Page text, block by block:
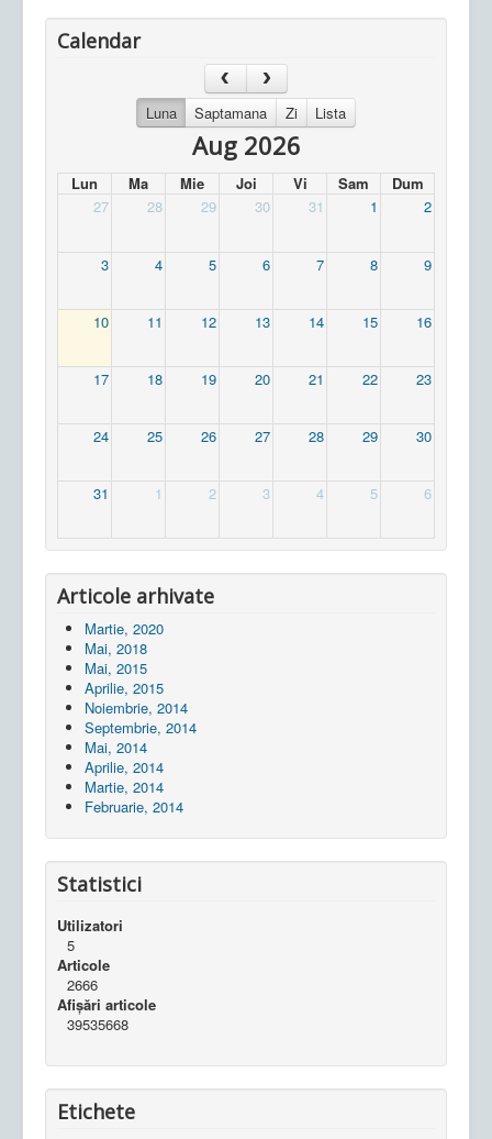
Calendar
Luna Saptamana Zi Lista
Aug 2026
Lun Ma Mie Joi Vi Sam
Dum
27
28 29 30 31 1 2
3 4 5 6 7 8 9
10 11 12 13 14 15 16
17 18 19 20 21 22 23
24 25 26 27 28 29 30
31 1 2 3 4 5 6
Articole arhivate
Martie, 2020
Mai, 2018
Mai, 2015
Aprilie, 2015
Noiembrie, 2014
Septembrie, 2014
Mai, 2014
Aprilie, 2014
Martie, 2014
Februarie, 2014
Statistici
Utilizatori
5
Articole
2666
Afișări articole
39535668
Etichete